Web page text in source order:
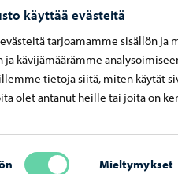
käyttää evästeitä
tarjoamamme sisällön ja
kävijämäärämme
tietoja siitä, miten käytät
olet antanut heille tai joita on
Mieltymykset